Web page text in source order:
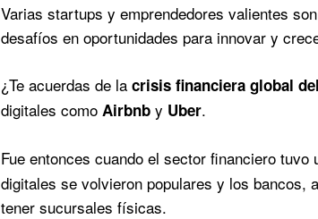
Varias startups y emprendedores valientes
desafíos en oportunidades para innovar y
¿Te acuerdas de la crisis financiera global
digitales como Airbnb y Uber.
Fue entonces cuando el sector financiero
digitales se volvieron populares y los bancos,
tener sucursales físicas.